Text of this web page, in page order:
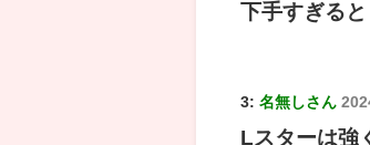
下手すぎる
3: 名無しさん
Lスターは強